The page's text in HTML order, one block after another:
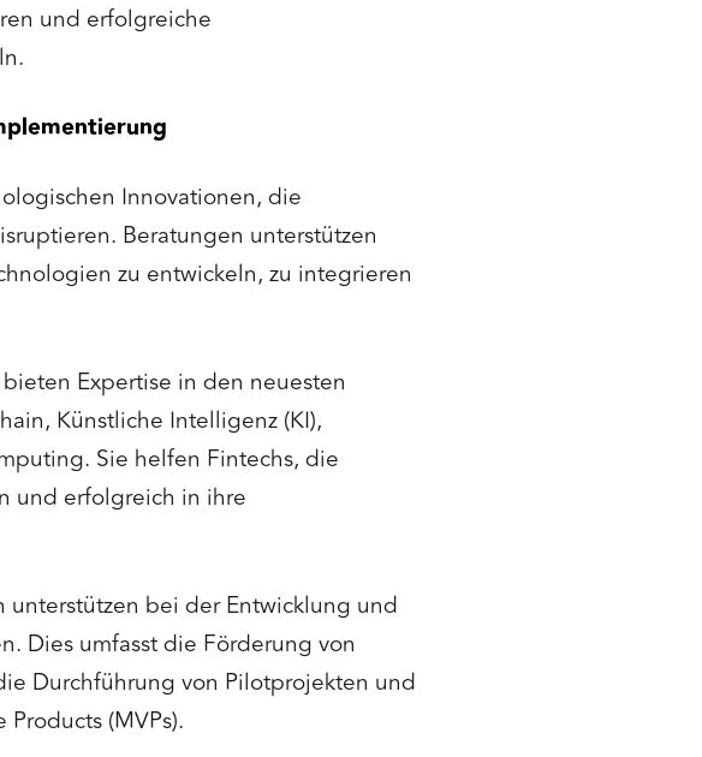
und erfolgreiche
Innovationen, die
Beratungen unterstützen
zu entwickeln, zu integrieren
Expertise in den neuesten
Künstliche Intelligenz (KI),
Sie helfen Fintechs, die
und erfolgreich in ihre
unterstützen bei der Entwicklung und
Dies umfasst die Förderung von
Durchführung von Pilotprojekten und
(MVPs).